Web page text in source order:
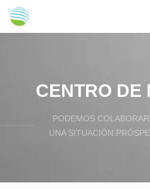
CENTRO DE
PODEMOS
UNA SITUACIÓN